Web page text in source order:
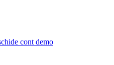
cont demo